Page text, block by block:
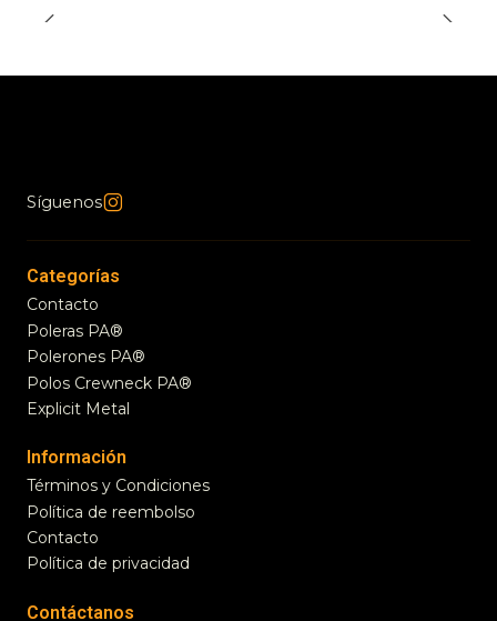
Síguenos
Categorías
Contacto
Poleras PA®
Polerones PA®
Polos Crewneck PA®
Explicit Metal
Información
Términos y Condiciones
Política de reembolso
Contacto
Política de privacidad
Contáctanos